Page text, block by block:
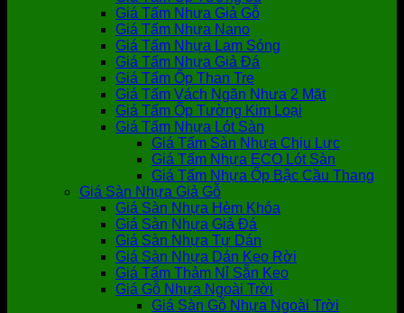
Giá Tấm Nhựa Giả Gỗ
Giá Tấm Nhựa Nano
Giá Tấm Nhựa Lam Sóng
Giá Tấm Nhựa Giả Đá
Giá Tấm Ốp Than Tre
Giá Tấm Vách Ngăn Nhựa 2 Mặt
Giá Tấm Ốp Tường Kim Loại
Giá Tấm Nhựa Lót Sàn
Giá Tấm Sàn Nhựa Chịu Lực
Giá Tấm Nhựa ECO Lót Sàn
Giá Tấm Nhựa Ốp Bậc Cầu Thang
Giá Sàn Nhựa Giả Gỗ
Giá Sàn Nhựa Hèm Khóa
Giá Sàn Nhựa Giả Đá
Giá Sàn Nhựa Tự Dán
Giá Sàn Nhựa Dán Keo Rời
Giá Tấm Thảm Nỉ Sẵn Keo
Giá Gỗ Nhựa Ngoài Trời
Giá Sàn Gỗ Nhựa Ngoài Trời